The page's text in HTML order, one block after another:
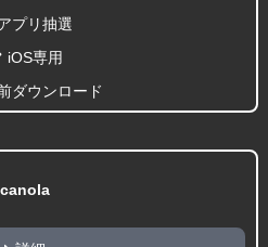
プリ抽選
iOS専用
ダウンロード
canola